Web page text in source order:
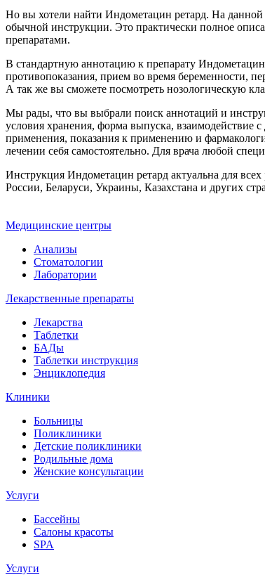
Но вы хотели найти Индометацин ретард. На
обычной инструкции. Это практически полное
препаратами.
В стандартную аннотацию к препарату
противопоказания, прием во время беременности,
А так же вы сможете посмотреть нозологическую
Мы рады, что вы выбрали поиск аннотаций и
условия хранения, форма выпуска, взаимодействие
применения, показания к применению и
лечении себя самостоятельно. Для врача любой
Инструкция Индометацин ретард актуальна для
России, Беларуси, Украины, Казахстана и других
Медицинские центры
Анализы
Стоматологии
Лаборатории
Лекарственные препараты
Лекарства
Таблетки
БАДы
Таблетки инструкция
Энциклопедия
Клиники
Больницы
Поликлиники
Детские поликлиники
Родильные дома
Женские консультации
Услуги
Бассейны
Салоны красоты
SPA
Услуги